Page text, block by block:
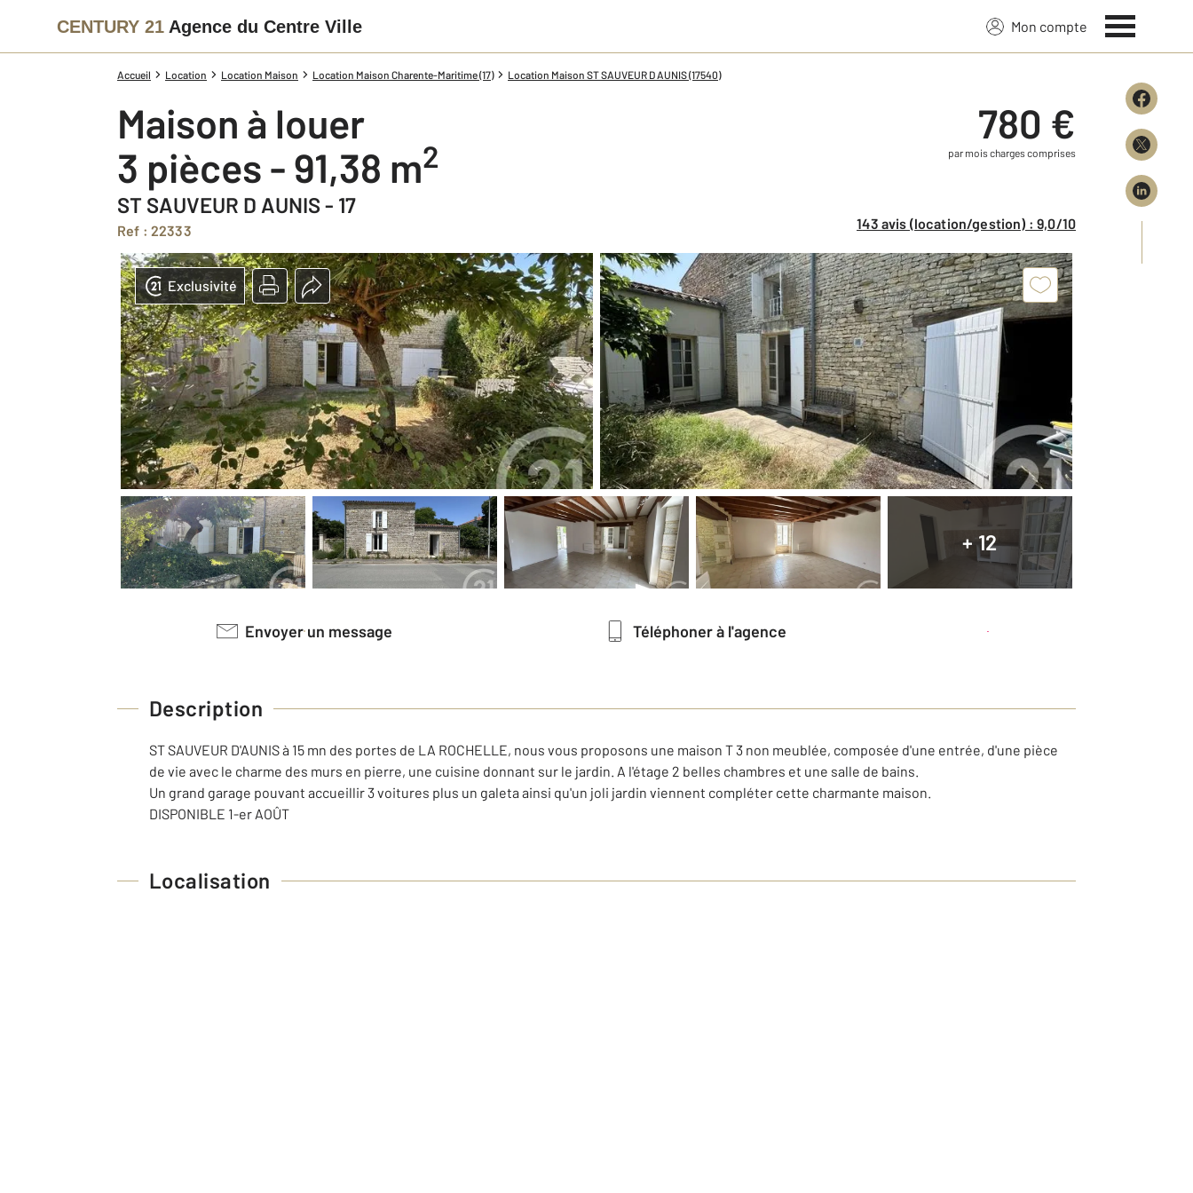
CENTURY 21 Agence du Centre Ville Mon compte
Accueil Location Location Maison Location Maison Charente-Maritime (17) Location Maison ST SAUVEUR D AUNIS (17540)
Maison à louer
3 pièces - 91,38 m2
ST SAUVEUR D AUNIS - 17
Ref : 22333
780 €
par mois charges comprises
143 avis (location/gestion) : 9,0/10
+ 12
Exclusivité
Envoyer un message Téléphoner à l'agence
Description
ST SAUVEUR D'AUNIS à 15 mn des portes de LA ROCHELLE, nous vous proposons une maison T 3 non meublée, composée d'une entrée, d'une pièce
de vie avec le charme des murs en pierre, une cuisine donnant sur le jardin. A l'étage 2 belles chambres et une salle de bains.
Un grand garage pouvant accueillir 3 voitures plus un galeta ainsi qu'un joli jardin viennent compléter cette charmante maison.
DISPONIBLE 1-er AOÛT
Localisation